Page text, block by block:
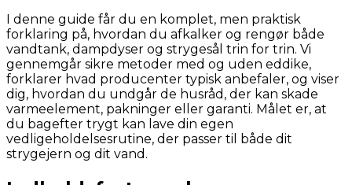
I denne guide får du en komplet, men praktisk
forklaring på, hvordan du afkalker og rengør både
vandtank, dampdyser og strygesål trin for trin. Vi
gennemgår sikre metoder med og uden eddike,
forklarer hvad producenter typisk anbefaler, og viser
dig, hvordan du undgår de husråd, der kan skade
varmeelement, pakninger eller garanti. Målet er, at
du bagefter trygt kan lave din egen
vedligeholdelsesrutine, der passer til både dit
strygejern og dit vand.